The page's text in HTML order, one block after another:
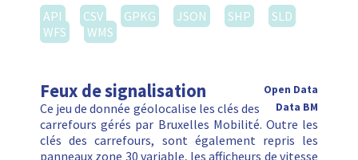
API
CSV GPKG JSON SHP
SLD
WFS
WMS
Feux de signalisation
Open Data
Data BM
Ce jeu de donnée géolocalise les clés des
carrefours gérés par Bruxelles Mobilité. Outre les
clés des carrefours, sont également repris les
panneaux zone 30 variable, les afficheurs de vitesse